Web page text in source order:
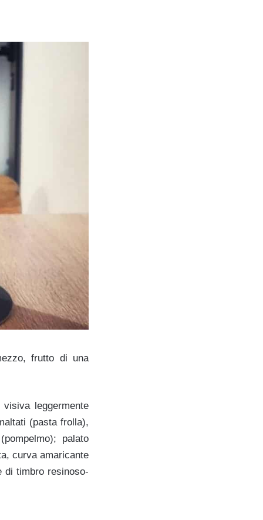
frutto di una
leggermente
(pasta frolla),
palato
curva amaricante
di timbro resinoso-